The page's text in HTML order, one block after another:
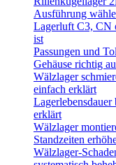
Ausführung
Lagerluft C3, CN
ist
Passungen und
Gehäuse richtig
Wälzlager
einfach erklärt
erklärt
Wälzlager
Standzeiten
Wälzlager-